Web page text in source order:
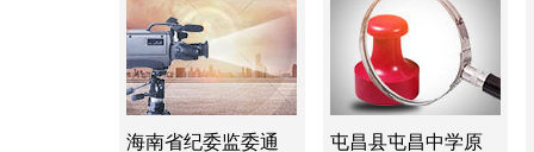
海南省纪委监委通
屯昌县屯昌中学原